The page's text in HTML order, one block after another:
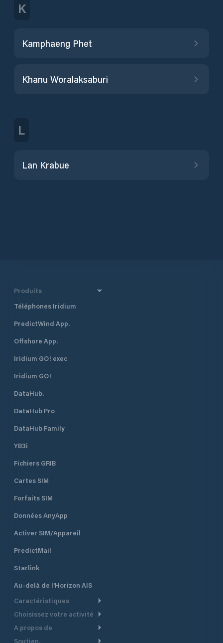
K
Kamphaeng Phet
Khanu Woralaksaburi
L
Lan Krabue
Produits
Téléphones Iridium
PredictWind App.
Offshore App.
Iridium GO! exec
Iridium GO!
DataHub.
DataHub Pro
DataHub Family
YB3i
Fichiers GRIB
Cartes SIM
Forfaits SIM
Données AnyApp
Activer SIM/Appareil
PredictMail
Starlink
Au-delà de l'Horizon AIS
Caractéristiques
Routage Météo
Routage bateau à moteur
Choisissez votre activité
Croisière
A propos de
Soutien.